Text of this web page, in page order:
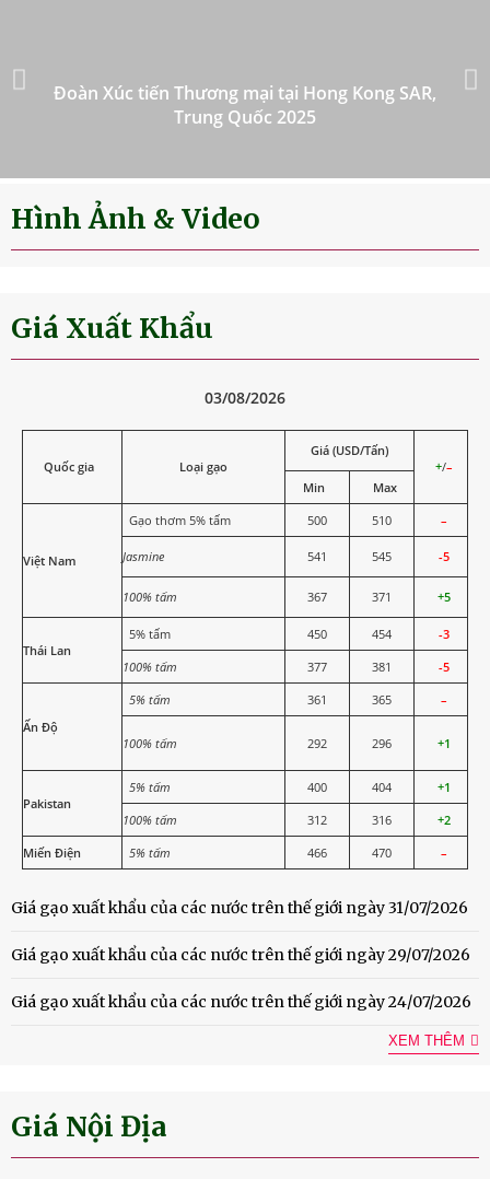
Đoàn Xúc tiến Thương mại tại Hong Kong SAR,
Trung Quốc 2025
Hình Ảnh & Video
Giá Xuất Khẩu
03/08/2026
Quốc gia Loại gạo
Giá (USD/Tấn)
+/–
Min
Max
Việt Nam
Gạo thơm 5% tấm 500 510 –
Jasmine 541 545 -5
100% tấm 367 371 +5
Thái Lan
5% tấm 450 454
-3
100% tấm
377 381 -5
Ấn Độ
5% tấm 361 365 –
100% tấm 292 296 +1
Pakistan
5% tấm 400 404
+1
100% tấm
312 316
+2
Miến Điện
5% tấm 466 470 –
Giá gạo xuất khẩu của các nước trên thế giới ngày 31/07/2026
Giá gạo xuất khẩu của các nước trên thế giới ngày 29/07/2026
Giá gạo xuất khẩu của các nước trên thế giới ngày 24/07/2026
XEM THÊM
Giá Nội Địa